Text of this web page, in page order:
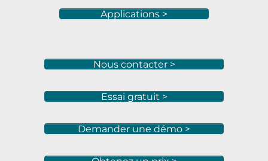
Applications >
Nous contacter >
Essai gratuit >
Demander une démo >